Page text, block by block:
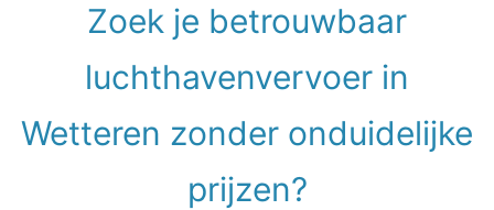
Zoek je betrouwbaar
luchthavenvervoer in
Wetteren zonder onduidelijke
prijzen?